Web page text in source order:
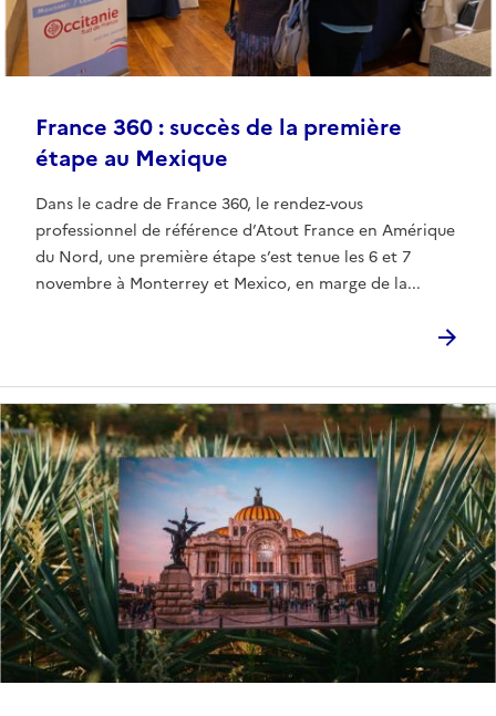
France 360 : succès de la première
étape au Mexique
Dans le cadre de France 360, le rendez-vous
professionnel de référence d’Atout France en Amérique
du Nord, une première étape s’est tenue les 6 et 7
novembre à Monterrey et Mexico, en marge de la...